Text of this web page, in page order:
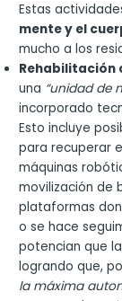
Estas
mente y el
mucho a los
Rehabilitación
una “unidad de
incorporado
Esto incluye
para recuperar
máquinas
movilización de
plataformas
o se hace
potencian que
logrando que,
la máxima